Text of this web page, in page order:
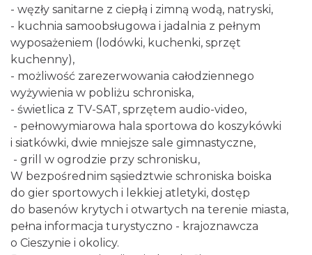
- węzły sanitarne z ciepłą i zimną wodą, natryski,
- kuchnia samoobsługowa i jadalnia z pełnym
wyposażeniem (lodówki, kuchenki, sprzęt
kuchenny),
- możliwość zarezerwowania całodziennego
wyżywienia w pobliżu schroniska,
- świetlica z TV-SAT, sprzętem audio-video,
- pełnowymiarowa hala sportowa do koszykówki
i siatkówki, dwie mniejsze sale gimnastyczne,
- grill w ogrodzie przy schronisku,
W bezpośrednim sąsiedztwie schroniska boiska
do gier sportowych i lekkiej atletyki, dostęp
do basenów krytych i otwartych na terenie miasta,
pełna informacja turystyczno - krajoznawcza
o Cieszynie i okolicy.